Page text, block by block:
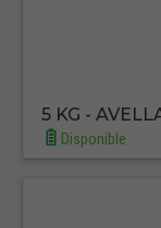
5 KG -
Disponible